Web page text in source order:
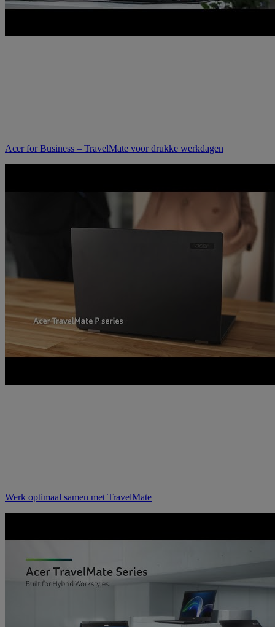
Acer for Business – TravelMate voor drukke werkdagen
Werk optimaal samen met TravelMate